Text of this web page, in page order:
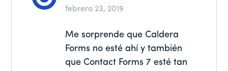
febrero 23, 2019
Me sorprende que Caldera
Forms no esté ahí y también
que Contact Forms 7 esté tan